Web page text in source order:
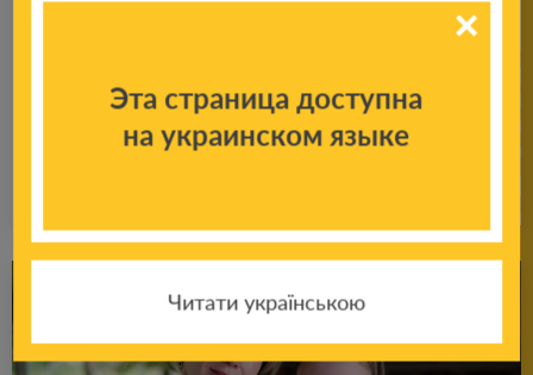
«Тут є все для того, щоб діти оду­жу­ва­ли»:
прой­шли курс реабілітації від Фонду
Ріната Ах­ме­то­ва
Эта страница доступна
на украинском языке
Читати українською